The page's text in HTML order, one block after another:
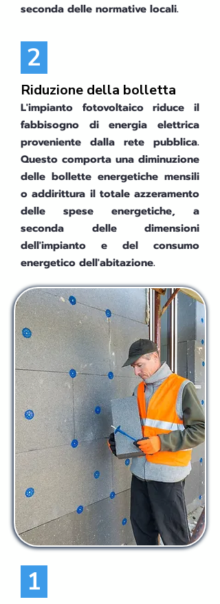
seconda delle normative locali.
2
Riduzione della bolletta
L'impianto fotovoltaico riduce il
fabbisogno di energia elettrica
proveniente dalla rete pubblica.
Questo comporta una diminuzione
delle bollette energetiche mensili
o addirittura il totale azzeramento
delle spese energetiche, a
seconda delle dimensioni
dell'impianto e del consumo
energetico dell'abitazione.
1